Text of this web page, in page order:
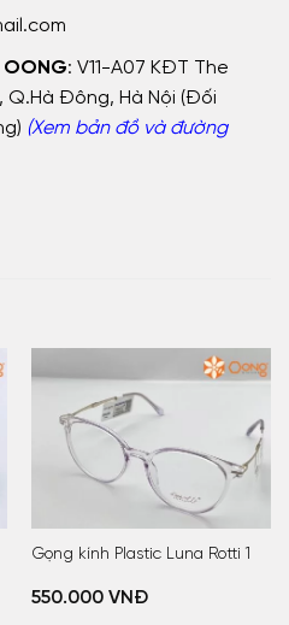
OONG: V11-A07 KĐT The
Q.Hà Đông, Hà Nội (Đối
(Xem bản đồ và đường
Gọng kính Plastic Luna Rotti 1
550.000VNĐ